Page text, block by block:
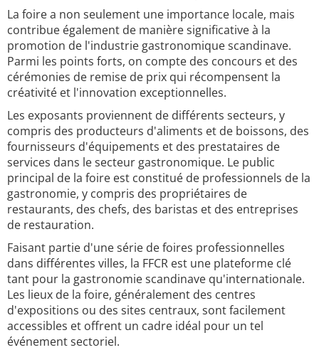
La foire a non seulement une importance locale, mais
contribue également de manière significative à la
promotion de l'industrie gastronomique scandinave.
Parmi les points forts, on compte des concours et des
cérémonies de remise de prix qui récompensent la
créativité et l'innovation exceptionnelles.
Les exposants proviennent de différents secteurs, y
compris des producteurs d'aliments et de boissons, des
fournisseurs d'équipements et des prestataires de
services dans le secteur gastronomique. Le public
principal de la foire est constitué de professionnels de la
gastronomie, y compris des propriétaires de
restaurants, des chefs, des baristas et des entreprises
de restauration.
Faisant partie d'une série de foires professionnelles
dans différentes villes, la FFCR est une plateforme clé
tant pour la gastronomie scandinave qu'internationale.
Les lieux de la foire, généralement des centres
d'expositions ou des sites centraux, sont facilement
accessibles et offrent un cadre idéal pour un tel
événement sectoriel.